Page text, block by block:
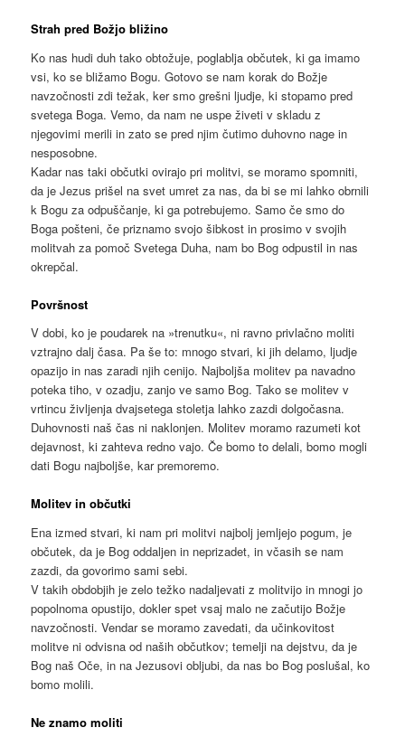
Strah pred Božjo bližino
Ko nas hudi duh tako obtožuje, poglablja občutek, ki ga imamo
vsi, ko se bližamo Bogu. Gotovo se nam korak do Božje
navzočnosti zdi težak, ker smo grešni ljudje, ki stopamo pred
svetega Boga. Vemo, da nam ne uspe živeti v skladu z
njegovimi merili in zato se pred njim čutimo duhovno nage in
nesposobne.
Kadar nas taki občutki ovirajo pri molitvi, se moramo spomniti,
da je Jezus prišel na svet umret za nas, da bi se mi lahko obrnili
k Bogu za odpuščanje, ki ga potrebujemo. Samo če smo do
Boga pošteni, če priznamo svojo šibkost in prosimo v svojih
molitvah za pomoč Svetega Duha, nam bo Bog odpustil in nas
okrepčal.
Površnost
V dobi, ko je poudarek na »trenutku«, ni ravno privlačno moliti
vztrajno dalj časa. Pa še to: mnogo stvari, ki jih delamo, ljudje
opazijo in nas zaradi njih cenijo. Najboljša molitev pa navadno
poteka tiho, v ozadju, zanjo ve samo Bog. Tako se molitev v
vrtincu življenja dvajsetega stoletja lahko zazdi dolgočasna.
Duhovnosti naš čas ni naklonjen. Molitev moramo razumeti kot
dejavnost, ki zahteva redno vajo. Če bomo to delali, bomo mogli
dati Bogu najboljše, kar premoremo.
Molitev in občutki
Ena izmed stvari, ki nam pri molitvi najbolj jemljejo pogum, je
občutek, da je Bog oddaljen in neprizadet, in včasih se nam
zazdi, da govorimo sami sebi.
V takih obdobjih je zelo težko nadaljevati z molitvijo in mnogi jo
popolnoma opustijo, dokler spet vsaj malo ne začutijo Božje
navzočnosti. Vendar se moramo zavedati, da učinkovitost
molitve ni odvisna od naših občutkov; temelji na dejstvu, da je
Bog naš Oče, in na Jezusovi obljubi, da nas bo Bog poslušal, ko
bomo molili.
Ne znamo moliti